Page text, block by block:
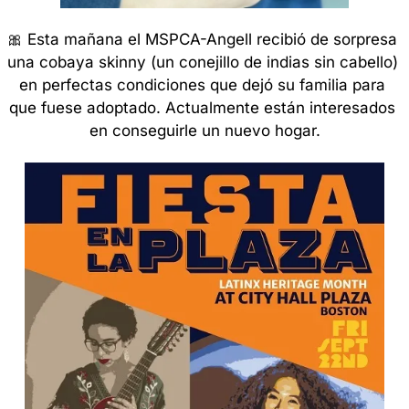
🎀 Esta mañana el MSPCA-Angell recibió de sorpresa
una cobaya skinny (un conejillo de indias sin cabello)
en perfectas condiciones que dejó su familia para
que fuese adoptado. Actualmente están interesados
en conseguirle un nuevo hogar.